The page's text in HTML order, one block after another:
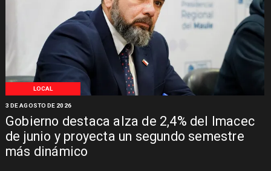
LOCAL
Gobierno destaca alza de 2,4% del Imacec
de junio y proyecta un segundo semestre
más dinámico
3 DE AGOSTO DE 2026